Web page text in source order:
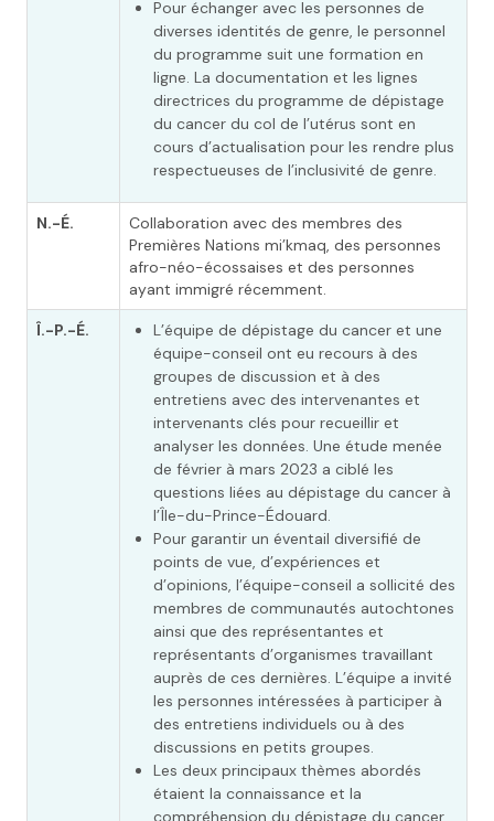
Pour échanger avec les personnes de
diverses identités de genre, le personnel
du programme suit une formation en
ligne. La documentation et les lignes
directrices du programme de dépistage
du cancer du col de l’utérus sont en
cours d’actualisation pour les rendre plus
respectueuses de l’inclusivité de genre.
N.-É.
Collaboration avec des membres des
Premières Nations mi’kmaq, des personnes
afro-néo-écossaises et des personnes
ayant immigré récemment.
Î.-P.-É.
L’équipe de dépistage du cancer et une
équipe-conseil ont eu recours à des
groupes de discussion et à des
entretiens avec des intervenantes et
intervenants clés pour recueillir et
analyser les données. Une étude menée
de février à mars 2023 a ciblé les
questions liées au dépistage du cancer à
l’Île-du-Prince-Édouard.
Pour garantir un éventail diversifié de
points de vue, d’expériences et
d’opinions, l’équipe-conseil a sollicité des
membres de communautés autochtones
ainsi que des représentantes et
représentants d’organismes travaillant
auprès de ces dernières. L’équipe a invité
les personnes intéressées à participer à
des entretiens individuels ou à des
discussions en petits groupes.
Les deux principaux thèmes abordés
étaient la connaissance et la
compréhension du dépistage du cancer